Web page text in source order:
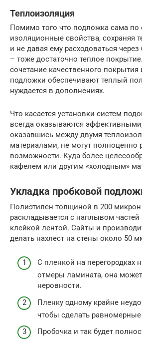
Теплоизоляция
Помимо того что подложка сама по
изоляционные свойства, сохраняя
и не давая ему расходоваться
– тоже достаточно теплое
сочетание качественного
подложки обеспечивают теплый
нуждается в дополнениях.
Что касается установки систем
всегда оказываются
оказавшись между двумя
материалами, не могут полноценно
возможности. Куда более
кафелем или другим «холодным»
Укладка пробковой
Полиэтилен толщиной в 200
раскладывается с наплывом частей
клейкой лентой. Сайты и
делать нахлест на стены около 50
С пленкой на перегородках
отмеры ламината, она
неровности.
Пленку одному крайне
чтобы сделать
Пробочка и так будет